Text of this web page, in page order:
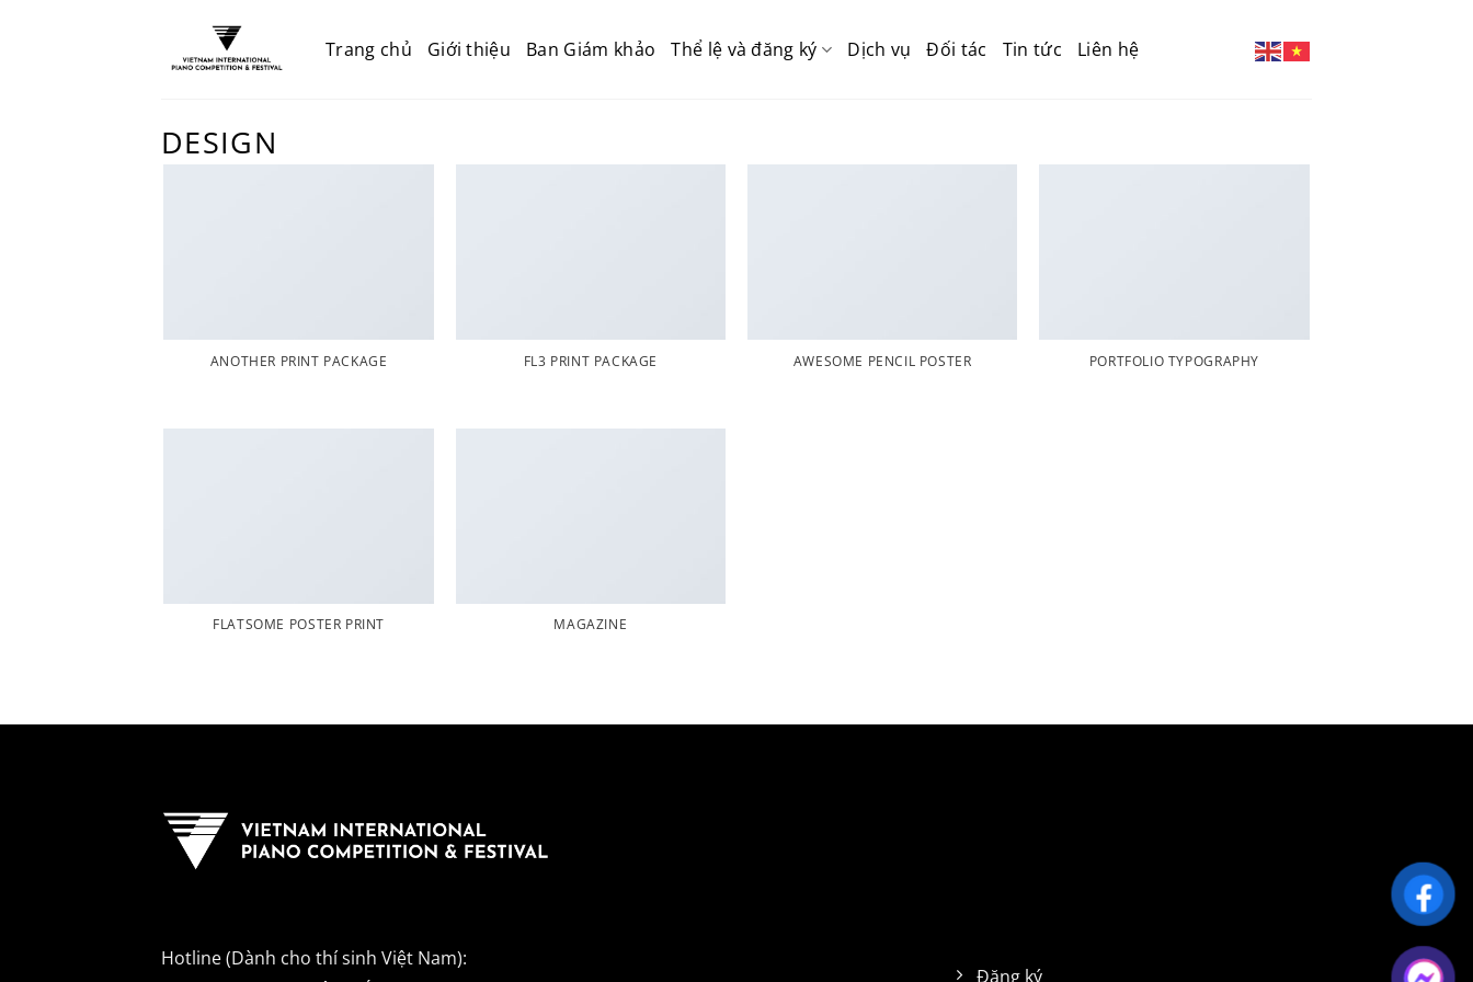
Trang chủ Giới thiệu Ban Giám khảo Thể lệ và đăng ký Dịch vụ Đối tác Tin tức Liên hệ
DESIGN
ANOTHER PRINT PACKAGE FL3 PRINT PACKAGE AWESOME PENCIL POSTER PORTFOLIO TYPOGRAPHY
FLATSOME POSTER PRINT MAGAZINE
Hotline (Dành cho thí sinh Việt Nam):
Đăng ký